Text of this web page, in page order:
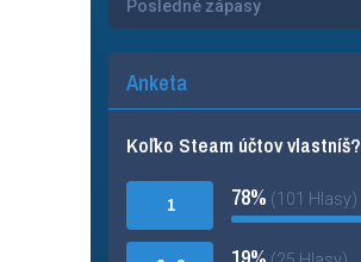
Posledné zápasy
Anketa
Koľko Steam účtov vlastníš?
1 78% (101 Hlasy)